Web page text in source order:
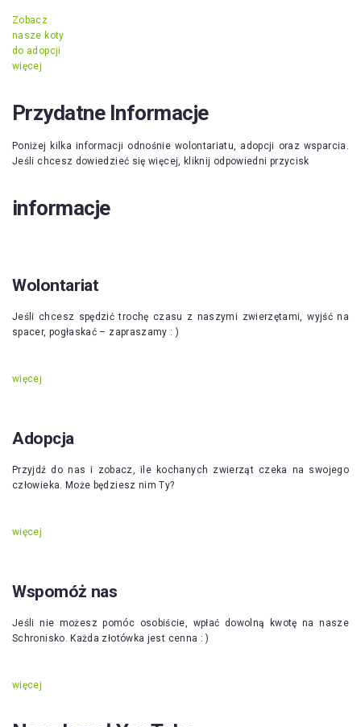
Zobacz
nasze koty
do adopcji
więcej
Przydatne Informacje
Poniżej kilka informacji odnośnie wolontariatu, adopcji oraz wsparcia.
Jeśli chcesz dowiedzieć się więcej, kliknij odpowiedni przycisk
informacje
Wolontariat
Jeśli chcesz spędzić trochę czasu z naszymi zwierzętami, wyjść na
spacer, pogłaskać – zapraszamy : )
więcej
Adopcja
Przyjdź do nas i zobacz, ile kochanych zwierząt czeka na swojego
człowieka. Może będziesz nim Ty?
więcej
Wspomóż nas
Jeśli nie możesz pomóc osobiście, wpłać dowolną kwotę na nasze
Schronisko. Każda złotówka jest cenna : )
więcej